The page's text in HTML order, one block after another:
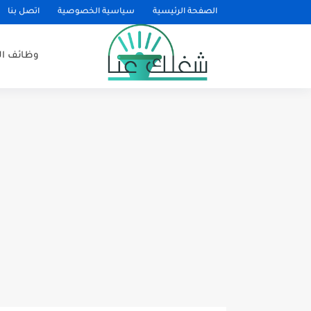
الصفحة الرئيسية سياسية الخصوصية اتصل بنا
وظائف